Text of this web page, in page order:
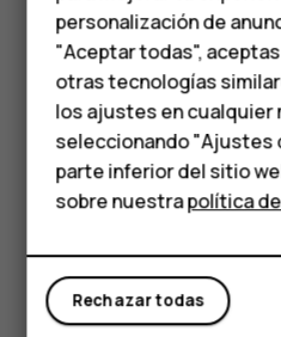
Teléfonos
personas
HMD Terra M
Comprar
Mi cuenta
Eliminar una estación de
Presionestar_bordercuando escuche
Sugerencia: Para
con los altavoces del
encendido. Mantenga
personalización de
"Aceptar todas",
otras tecnologías
los ajustes en cualquier
seleccionando "Ajustes
parte inferior del sitio
sobre nuestrapolítica
Rechazar todas